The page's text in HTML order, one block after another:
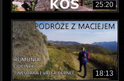
25:20
18:13